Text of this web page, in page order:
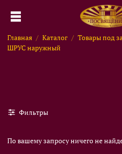
Главная Каталог Товары под
ШРУС наружный
Фильтры
По вашему запросу ничего не